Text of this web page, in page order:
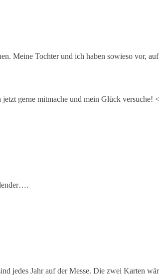
Meine Tochter und ich haben sowieso vor,
gerne mitmache und mein Glück versuche!
jedes Jahr auf der Messe. Die zwei Karten